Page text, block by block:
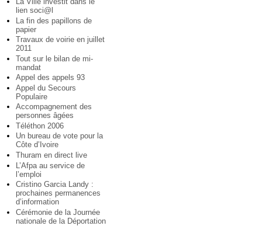
lien soci@l
La fin des papillons de
papier
Travaux de voirie en juillet
2011
Tout sur le bilan de mi-
mandat
Appel des appels 93
Appel du Secours
Populaire
Accompagnement des
personnes âgées
Téléthon 2006
Un bureau de vote pour la
Côte d’Ivoire
Thuram en direct live
L’Afpa au service de
l’emploi
Cristino Garcia Landy :
prochaines permanences
d’information
Cérémonie de la Journée
nationale de la Déportation